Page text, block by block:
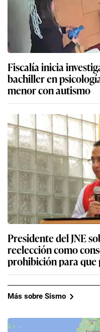
Fiscalía inicia
bachiller en
menor con autismo
Presidente del JNE
reelección como
prohibición para
Más sobre Sismo